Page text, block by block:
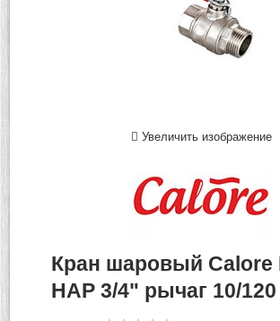
Увеличить изображение
Кран шаровый
НАР 3/4" рычаг 10/120